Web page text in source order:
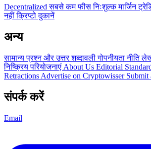
Decentralizedसबसे कम फीसनिःशुल्कमार्जिन
नहींक्रिप्टो दुकानें
अन्य
सामान्य प्रश्न और उत्तरशब्दावलीगोपनीयता नीति
निष्क्रिय परियोजनाएं About Us Editorial
Retractions Advertise on Cryptowisser Submit
संपर्क करें
Email